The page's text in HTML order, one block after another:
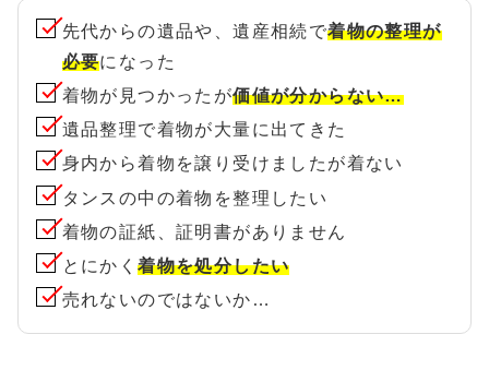
先代からの遺品や、遺産相続で着物の整理が
必要になった
着物が見つかったが価値が分からない…
遺品整理で着物が大量に出てきた
身内から着物を譲り受けましたが着ない
タンスの中の着物を整理したい
着物の証紙、証明書がありません
とにかく着物を処分したい
売れないのではないか…